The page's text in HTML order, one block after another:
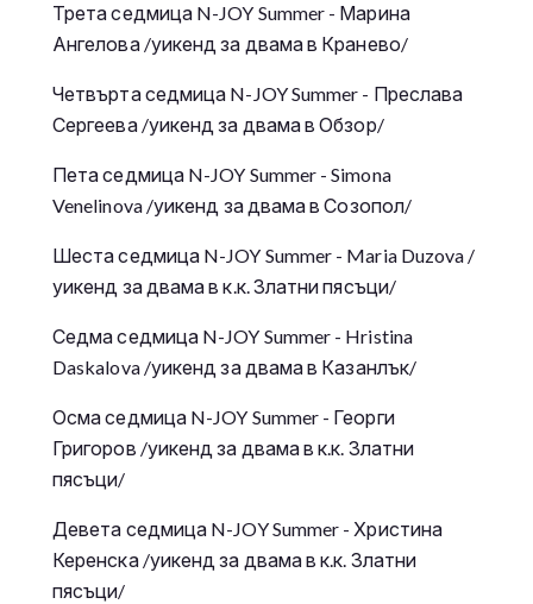
Трета седмица N-JOY Summer - Марина
Ангелова /уикенд за двама в Кранево/
Четвърта седмица N-JOY Summer - Преслава
Сергеева /уикенд за двама в Обзор/
Пета седмица N-JOY Summer - Simona
Venelinova /уикенд за двама в Созопол/
Шеста седмица N-JOY Summer - Maria Duzova /
уикенд за двама в к.к. Златни пясъци/
Седма седмица N-JOY Summer - Hristina
Daskalova /уикенд за двама в Казанлък/
Осма седмица N-JOY Summer - Георги
Григоров /уикенд за двама в к.к. Златни
пясъци/
Девета седмица N-JOY Summer - Христина
Керенска /уикенд за двама в к.к. Златни
пясъци/